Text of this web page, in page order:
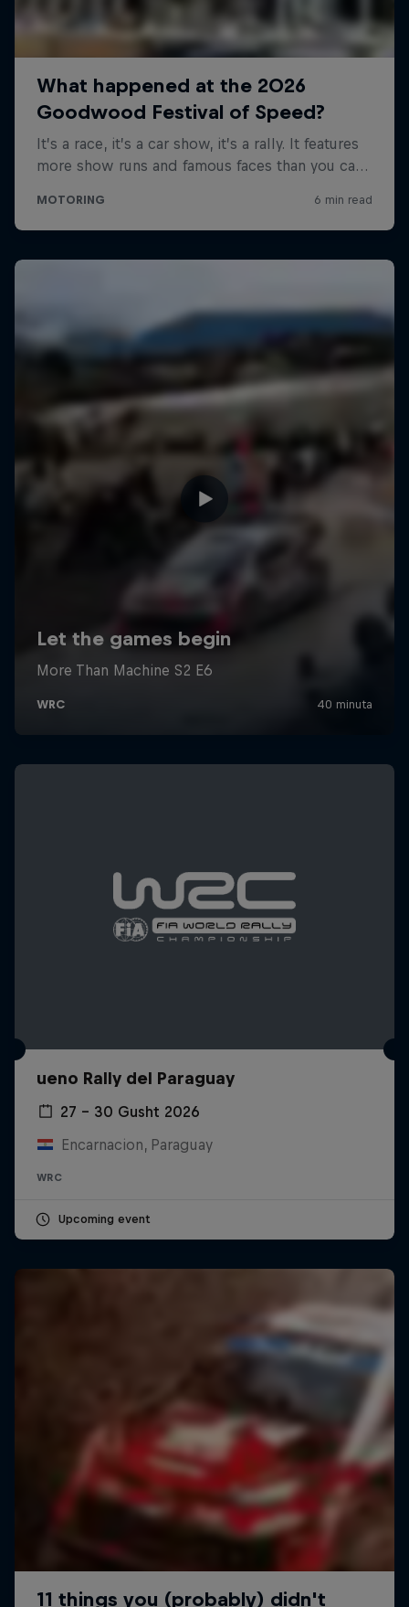
ueno Rally del Paraguay
27 – 30 Gusht 2026
Encarnacion, Paraguay
WRC
Upcoming event